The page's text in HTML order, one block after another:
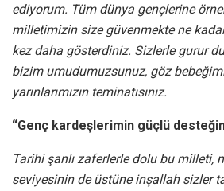
ediyorum. Tüm dünya gençlerine
milletimizin size güvenmekte ne
kez daha gösterdiniz. Sizlerle gurur
bizim umudumuzsunuz, göz
yarınlarımızın teminatısınız.
“Genç kardeşlerimin güçlü
Tarihi şanlı zaferlerle dolu bu milleti,
seviyesinin de üstüne inşallah sizler